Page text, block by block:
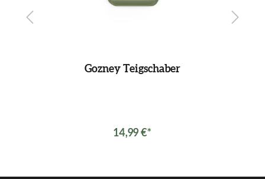
Gozney Teigschaber
14,99 €*